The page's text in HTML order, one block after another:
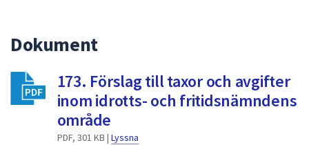
välja
något
Dokument
173. Förslag till taxor och avgifter
inom idrotts- och fritidsnämndens
område
PDF, 301 KB | Lyssna